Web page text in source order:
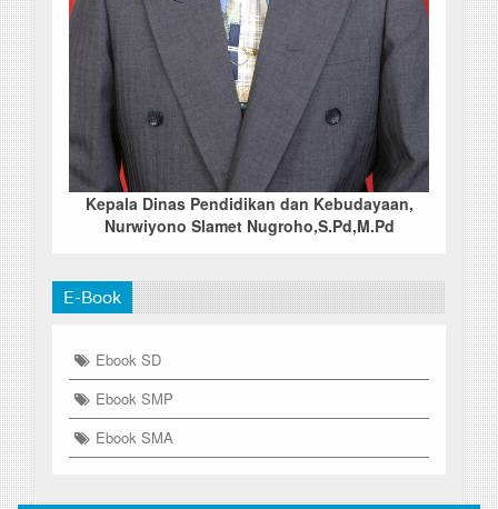
Kepala Dinas Pendidikan dan Kebudayaan,
Nurwiyono Slamet Nugroho,S.Pd,M.Pd
E-Book
Ebook SD
Ebook SMP
Ebook SMA